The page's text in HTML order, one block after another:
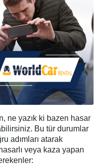
ne yazık ki bazen hasar
Bu tür durumlar
adımları atarak
veya kaza yapan